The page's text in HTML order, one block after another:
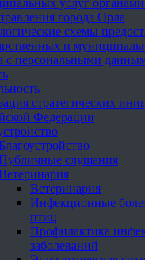
услуг
города Орла
схемы
и
с персональными
стратегических
Федерации
слушания
Ветеринария
Инфекционные
птиц
Профилактика
заболеваний